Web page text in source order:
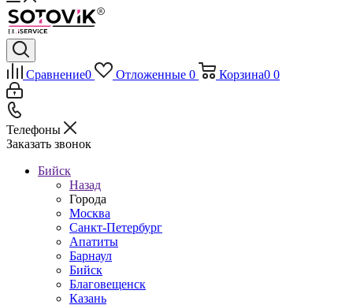
Сравнение0 Отложенные 0 Корзина0 0
Телефоны
Заказать звонок
Бийск
Назад
Города
Москва
Санкт-Петербург
Апатиты
Барнаул
Бийск
Благовещенск
Казань